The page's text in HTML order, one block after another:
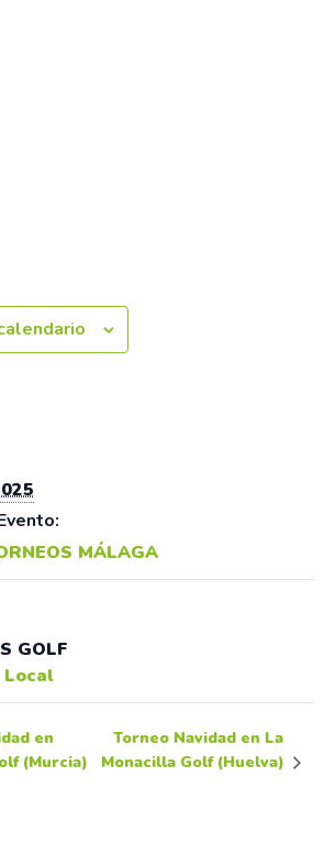
MÁLAGA
GOLF
en
(Murcia)
Torneo Navidad en La
Monacilla Golf (Huelva)